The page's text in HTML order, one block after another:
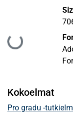
Ladataan...
Kokoelmat
Pro gradu -